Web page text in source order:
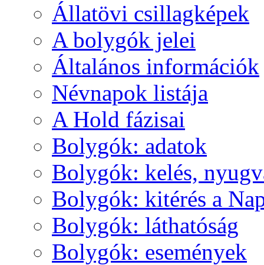
Ál­lat­övi csil­lag­ké­pek
A boly­gók je­lei
Ál­ta­lá­nos in­for­má­ci­ók
Név­na­pok lis­tá­ja
A Hold fá­zi­sai
Boly­gók: ada­tok
Boly­gók: ke­lés,
Boly­gók: ki­té­rés a
Boly­gók: lát­ha­tó­ság
Boly­gók: ese­mé­nyek